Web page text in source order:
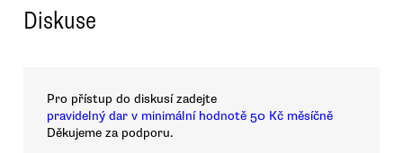
Diskuse
Pro přístup do diskusí zadejte
pravidelný dar v minimální hodnotě 50 Kč měsíčně
Děkujeme za podporu.